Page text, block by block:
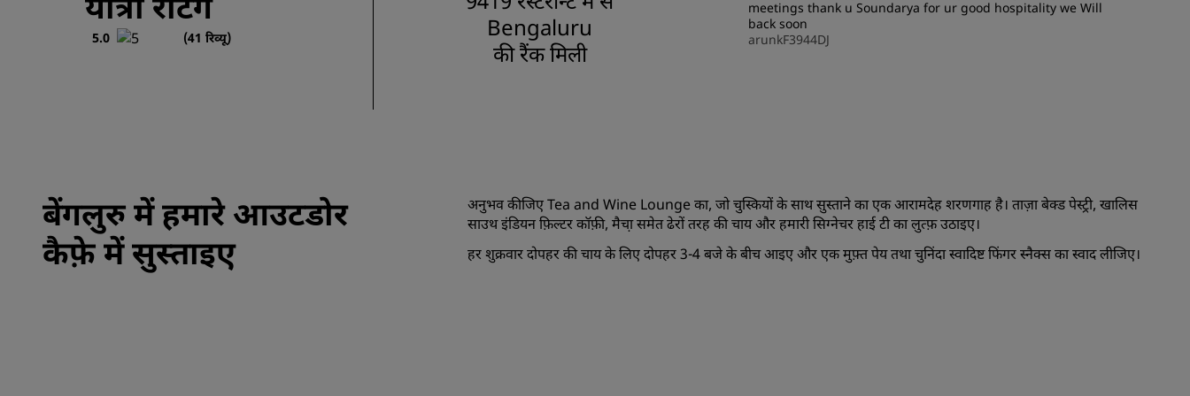
शामिल हों
5.0 (41 रिव्यू)
Bengaluru
की रैंक मिली
meetings thank u Soundarya for ur good hospitality we Will
back soon
arunkF3944DJ
बेंगलुरु में हमारे आउटडोर
कैफ़े में सुस्ताइए
अनुभव कीजिए Tea and Wine Lounge का, जो चुस्कियों के साथ सुस्ताने का एक आरामदेह शरणगाह है। ताज़ा बेक्ड पेस्ट्री, खालिस
साउथ इंडियन फ़िल्टर कॉफ़ी, मैचा़ समेत ढेरों तरह की चाय और हमारी सिग्नेचर हाई टी का लुत्फ़ उठाइए।
हर शुक्रवार दोपहर की चाय के लिए दोपहर 3-4 बजे के बीच आइए और एक मुफ़्त पेय तथा चुनिंदा स्वादिष्ट फिंगर स्नैक्स का स्वाद लीजिए।